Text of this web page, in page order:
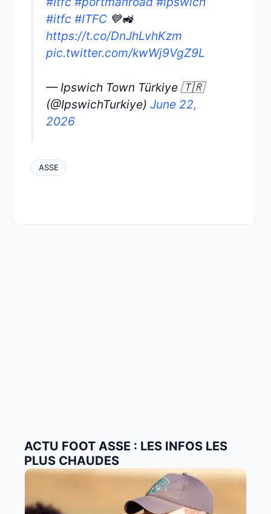
#itfc #ITFC 💙🚜
https://t.co/DnJhLvhKzm
pic.twitter.com/kwWj9VgZ9L
— Ipswich Town Türkiye 🇹🇷
(@IpswichTurkiye) June 22,
2026
ASSE
ACTU FOOT ASSE : LES INFOS LES
PLUS CHAUDES